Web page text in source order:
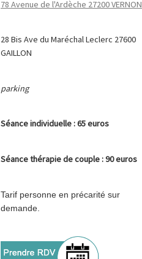
78 Avenue de l'Ardèche 27200 VERNON
28 Bis Ave du Maréchal Leclerc 27600
GAILLON
parking
Séanceindividuelle : 65 euros
Séancethérapie de couple : 90 euros
Tarif personne en précarité sur
demande.